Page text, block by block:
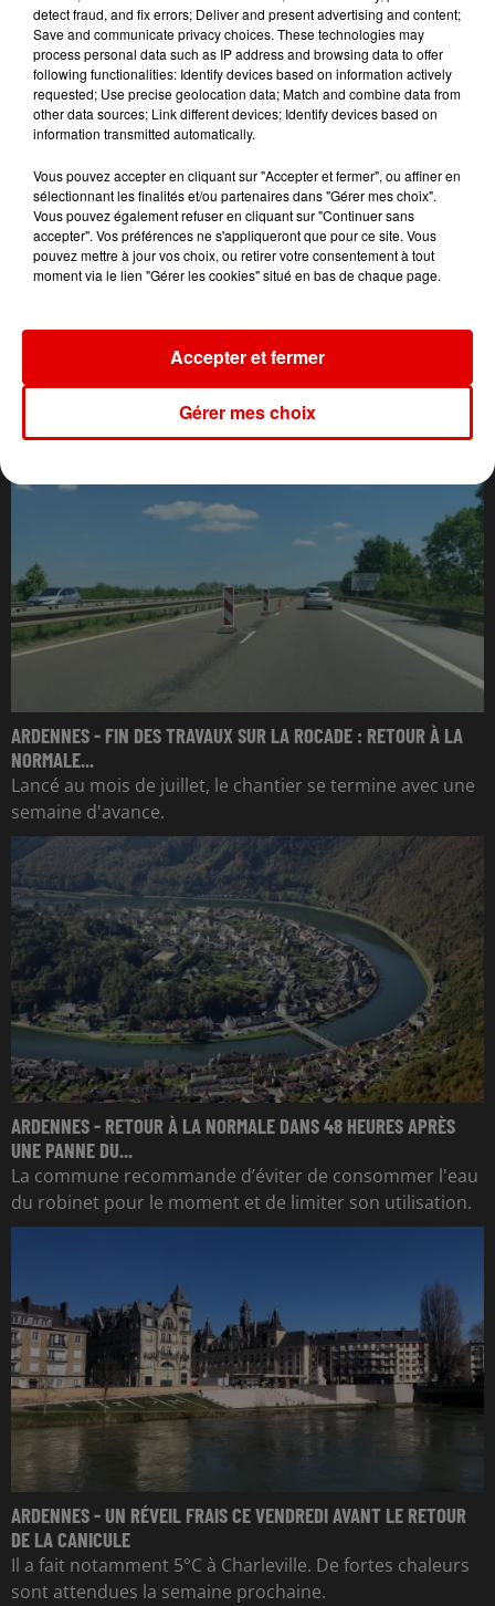
L'ACTU DES ARDENNES
ARDENNES - FIN DES TRAVAUX SUR LA ROCADE : RETOUR À LA
NORMALE...
Lancé au mois de juillet, le chantier se termine avec une
semaine d'avance.
ARDENNES - RETOUR À LA NORMALE DANS 48 HEURES APRÈS
UNE PANNE DU...
La commune recommande d’éviter de consommer l'eau
du robinet pour le moment et de limiter son utilisation.
ARDENNES - UN RÉVEIL FRAIS CE VENDREDI AVANT LE RETOUR
DE LA CANICULE
Il a fait notamment 5°C à Charleville. De fortes chaleurs
sont attendues la semaine prochaine.
detect fraud, and fix errors; Deliver and present advertising and content;
Save and communicate privacy choices. These technologies may
process personal data such as IP address and browsing data to offer
following functionalities: Identify devices based on information actively
requested; Use precise geolocation data; Match and combine data from
other data sources; Link different devices; Identify devices based on
information transmitted automatically.
Vous pouvez accepter en cliquant sur "Accepter et fermer", ou affiner en
sélectionnant les finalités et/ou partenaires dans "Gérer mes choix".
Vous pouvez également refuser en cliquant sur "Continuer sans
accepter". Vos préférences ne s'appliqueront que pour ce site. Vous
pouvez mettre à jour vos choix, ou retirer votre consentement à tout
moment via le lien "Gérer les cookies" situé en bas de chaque page.
Gérer mes choix
Accepter et fermer